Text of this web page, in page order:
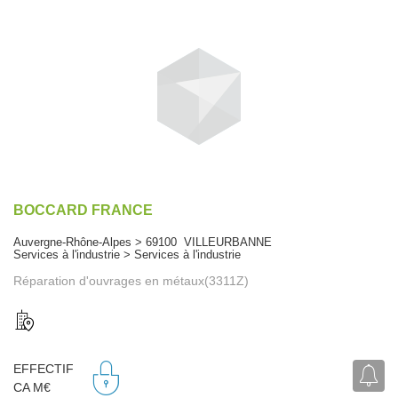
BOCCARD FRANCE
Auvergne-Rhône-Alpes > 69100 VILLEURBANNE
Services à l'industrie > Services à l'industrie
Réparation d'ouvrages en métaux(3311Z)
EFFECTIF
CA M€